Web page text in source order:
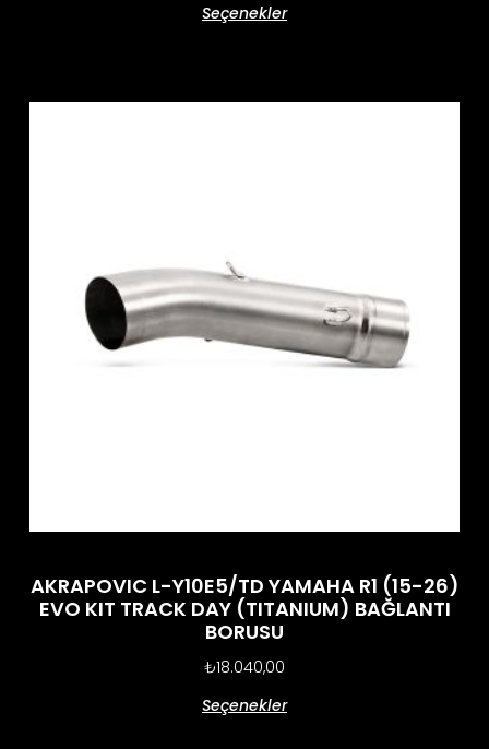
Seçenekler
AKRAPOVIC L-Y10E5/TD YAMAHA R1 (15-26)
EVO KIT TRACK DAY (TITANIUM) BAĞLANTI
BORUSU
₺18.040,00
Seçenekler